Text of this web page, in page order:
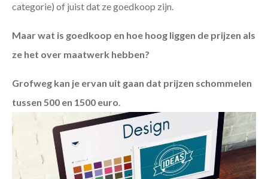
categorie) of juist dat ze goedkoop zijn.
Maar wat is goedkoop en hoe hoog liggen de prijzen als
ze het over maatwerk hebben?
Grofweg kan je ervan uit gaan dat prijzen schommelen
tussen 500 en 1500 euro.